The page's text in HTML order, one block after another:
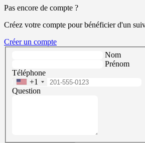
Pas encore de compte ?
Créez votre compte pour bénéficier d'un
Créer un compte
Nom
Prénom
Téléphone
+1
Question